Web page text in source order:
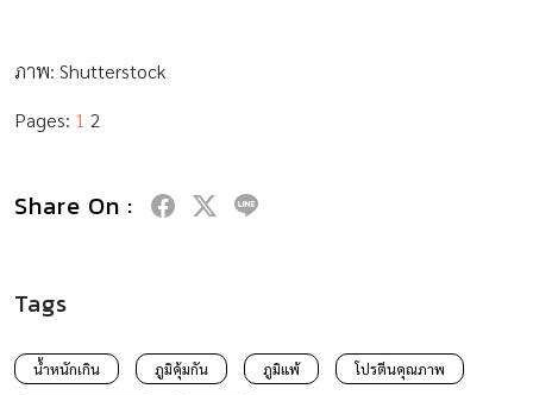
ภาพ: Shutterstock
Pages: 1 2
Share On :
Tags
น้ำหนักเกิน ภูมิคุ้มกัน ภูมิแพ้ โปรตีนคุณภาพ